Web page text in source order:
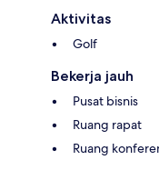
Aktivitas
Golf
Bekerja jauh
Pusat bisnis
Ruang rapat
Ruang